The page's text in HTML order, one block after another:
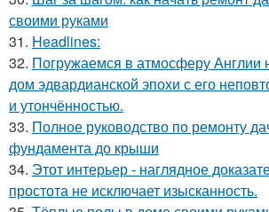
своими руками
31. Headlines:
32. Погружаемся в атмосферу Англии
дом эдвардианской эпохи с его
и утончённостью.
33. Полное руководство по ремонту
фундамента до крыши
34. Этот интерьер - наглядное
простота не исключает изысканность.